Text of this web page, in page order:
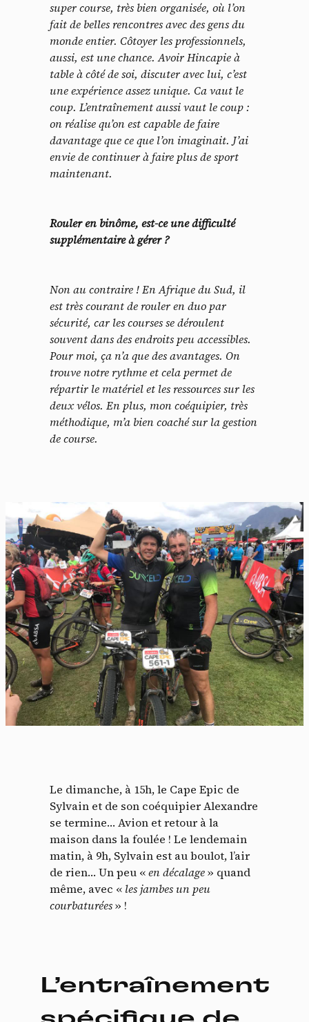
super course, très bien organisée, où l’on
fait de belles rencontres avec des gens du
monde entier. Côtoyer les professionnels,
aussi, est une chance. Avoir Hincapie à
table à côté de soi, discuter avec lui, c’est
une expérience assez unique. Ca vaut le
coup. L’entraînement aussi vaut le coup :
on réalise qu’on est capable de faire
davantage que ce que l’on imaginait. J’ai
envie de continuer à faire plus de sport
maintenant.
Rouler en binôme, est-ce une difficulté
supplémentaire à gérer ?
Non au contraire ! En Afrique du Sud, il
est très courant de rouler en duo par
sécurité, car les courses se déroulent
souvent dans des endroits peu accessibles.
Pour moi, ça n’a que des avantages. On
trouve notre rythme et cela permet de
répartir le matériel et les ressources sur les
deux vélos. En plus, mon coéquipier, très
méthodique, m’a bien coaché sur la gestion
de course.
Le dimanche, à 15h, le Cape Epic de
Sylvain et de son coéquipier Alexandre
se termine… Avion et retour à la
maison dans la foulée ! Le lendemain
matin, à 9h, Sylvain est au boulot, l’air
de rien… Un peu «en décalage» quand
même, avec « les jambes un peu
courbaturées» !
L’entraînement
Panneau de gestion des
cookies
Politique de confidentialité